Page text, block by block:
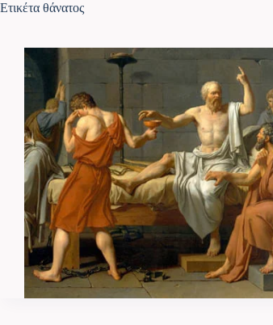
Ετικέτα θάνατος